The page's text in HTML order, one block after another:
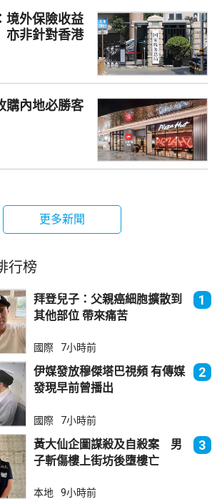
境外保險收益
非針對香港
購內地必勝客
更多新聞
行榜
拜登兒子：父親癌細胞擴散到
其他部位 帶來痛苦
1
國際 7小時前
伊媒發放穆傑塔巴視頻 有傳媒
發現早前曾播出
2
國際 7小時前
黃大仙企圖謀殺及自殺案 男
子斬傷樓上街坊後墮樓亡
3
本地 9小時前